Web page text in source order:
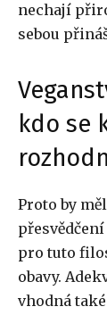
nechají
sebou
kdo se
Proto by
pro tuto
obavy.
vhodná